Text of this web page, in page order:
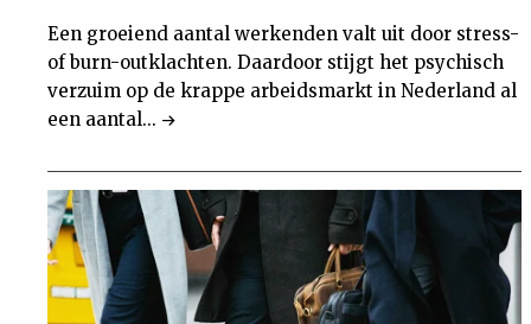
Een groeiend aantal werkenden valt uit door stress-
of burn-outklachten. Daardoor stijgt het psychisch
verzuim op de krappe arbeidsmarkt in Nederland al
een aantal...